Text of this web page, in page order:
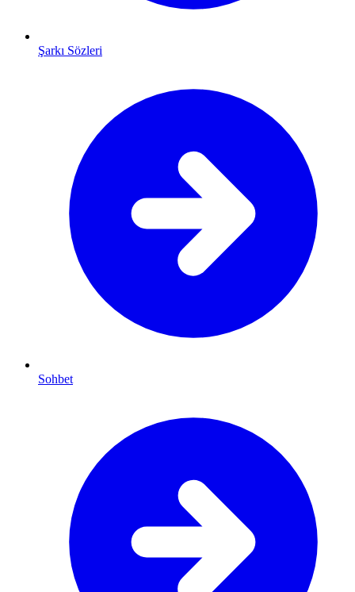
Şarkı Sözleri
Sohbet